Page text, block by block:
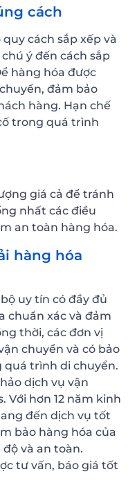
cách
cách sắp xếp và
ý đến cách sắp
hàng hóa được
đảm bảo
hàng. Hạn chế
trong quá trình
giá cả để tránh
nhất các điều
an toàn hàng hóa.
hàng hóa
uy tín có đầy đủ
chuẩn xác và đảm
thời, các đơn vị
chuyển và có bảo
quá trình di chuyển.
dịch vụ vận
Với hơn 12 năm kinh
đến dịch vụ tốt
bảo hàng hóa của
và an toàn.
tư vấn, báo giá tốt